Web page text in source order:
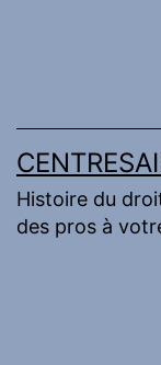
Histoire du
des pros à